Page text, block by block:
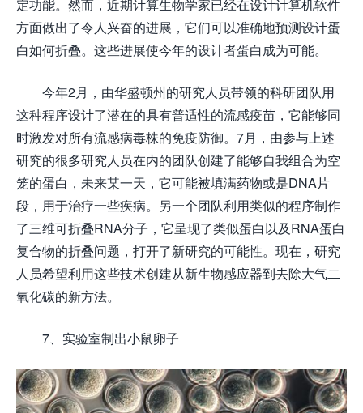
定功能。然而，近期计算生物学家已经在设计计算机软件
方面做出了令人兴奋的进展，它们可以准确地预测设计蛋
白如何折叠。这些进展使今年的设计者蛋白成为可能。
今年2月，由华盛顿州的研究人员带领的科研团队用
这种程序设计了潜在的具有普适性的流感疫苗，它能够同
时激发对所有流感病毒株的免疫防御。7月，由参与上述
研究的很多研究人员在内的团队创建了能够自我组合为空
笼的蛋白，未来某一天，它可能被填满药物或是DNA片
段，用于治疗一些疾病。另一个团队利用类似的程序制作
了三维可折叠RNA分子，它呈现了类似蛋白以及RNA蛋白
复合物的折叠问题，打开了新研究的可能性。现在，研究
人员希望利用这些技术创建从新生物感应器到去除大气二
氧化碳的新方法。
7、实验室制出小鼠卵子